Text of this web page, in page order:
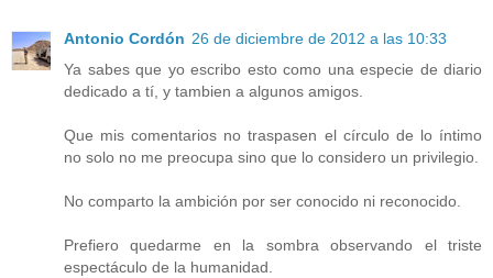
Antonio Cordón 26 de diciembre de 2012 a las 10:33
Ya sabes que yo escribo esto como una especie de diario
dedicado a tí, y tambien a algunos amigos.
Que mis comentarios no traspasen el círculo de lo íntimo
no solo no me preocupa sino que lo considero un privilegio.
No comparto la ambición por ser conocido ni reconocido.
Prefiero quedarme en la sombra observando el triste
espectáculo de la humanidad.